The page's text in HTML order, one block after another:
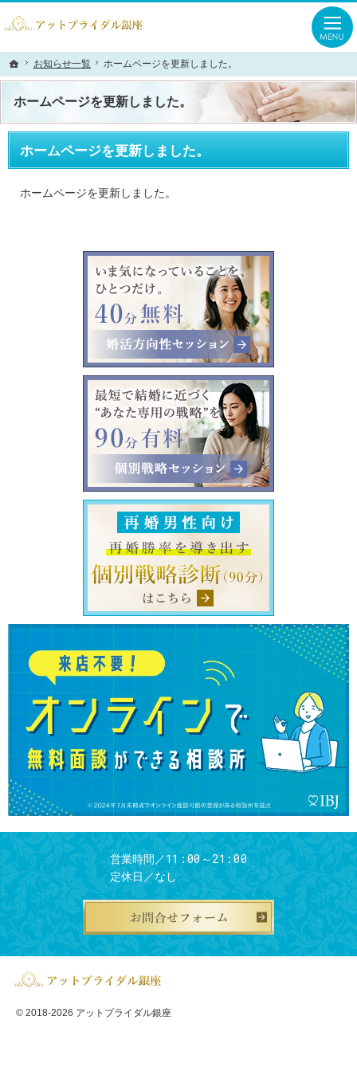
ホーム
お知らせ一覧 ホームページを更新しました。
ホームページを更新しました。
合理的で結果が出やすい婚活スタイル。銀座・有楽町の結婚相談所なら当相談所へ
銀座・有楽町の結婚相談所なら、一緒に考え必ず解決の糸口を見つけるアットブ
ホームページを更新しました。
ホームページを更新しました。
ホーム
お知らせ一覧 ホームページを更新しました。
営業時間／11:00～21:00
定休日／なし
© 2018-2026 アットブライダル銀座